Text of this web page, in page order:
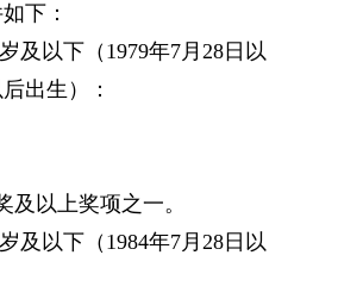
下：
及以下（1979年7月28日以
出生）：
以上奖项之一。
及以下（1984年7月28日以